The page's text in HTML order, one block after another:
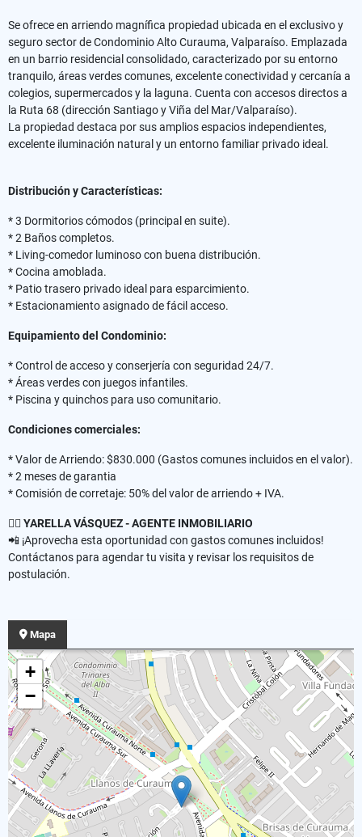
Se ofrece en arriendo magnífica propiedad ubicada en el exclusivo y
seguro sector de Condominio Alto Curauma, Valparaíso. Emplazada
en un barrio residencial consolidado, caracterizado por su entorno
tranquilo, áreas verdes comunes, excelente conectividad y cercanía a
colegios, supermercados y la laguna. Cuenta con accesos directos a
la Ruta 68 (dirección Santiago y Viña del Mar/Valparaíso).
La propiedad destaca por sus amplios espacios independientes,
excelente iluminación natural y un entorno familiar privado ideal.
Distribución y Características:
* 3 Dormitorios cómodos (principal en suite).
* 2 Baños completos.
* Living-comedor luminoso con buena distribución.
* Cocina amoblada.
* Patio trasero privado ideal para esparcimiento.
* Estacionamiento asignado de fácil acceso.
Equipamiento del Condominio:
* Control de acceso y conserjería con seguridad 24/7.
* Áreas verdes con juegos infantiles.
* Piscina y quinchos para uso comunitario.
Condiciones comerciales:
* Valor de Arriendo: $830.000 (Gastos comunes incluidos en el valor).
* 2 meses de garantia
* Comisión de corretaje: 50% del valor de arriendo + IVA.
✍🏻 YARELLA VÁSQUEZ - AGENTE INMOBILIARIO
📲 ¡Aprovecha esta oportunidad con gastos comunes incluidos!
Contáctanos para agendar tu visita y revisar los requisitos de
postulación.
Mapa
+
−